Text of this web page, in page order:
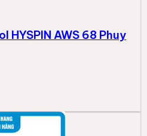
AWS 68 (xô 18L)